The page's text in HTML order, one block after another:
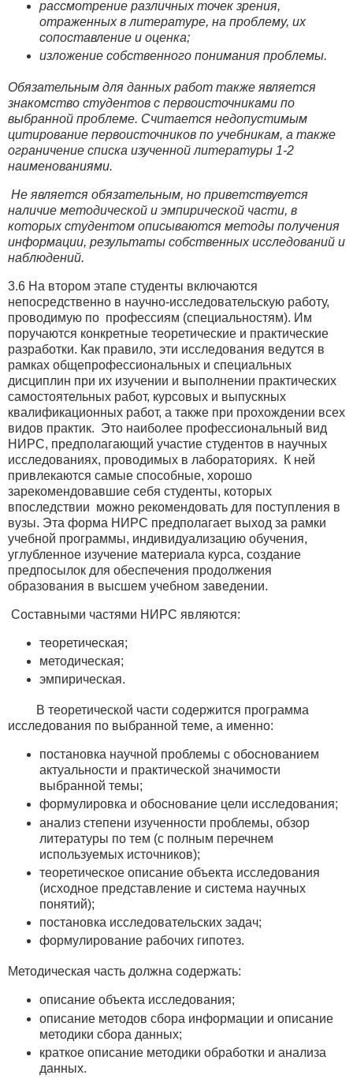
рассмотрение различных точек зрения,
отраженных в литературе, на проблему, их
сопоставление и оценка;
изложение собственного понимания проблемы.
Обязательным для данных работ также является
знакомство студентов с первоисточниками по
выбранной проблеме. Считается недопустимым
цитирование первоисточников по учебникам, а также
ограничение списка изученной литературы 1-2
наименованиями.
Не является обязательным, но приветствуется
наличие методической и эмпирической части, в
которых студентом описываются методы получения
информации, результаты собственных исследований и
наблюдений.
3.6 На втором этапе студенты включаются
непосредственно в научно-исследовательскую работу,
проводимую по профессиям (специальностям). Им
поручаются конкретные теоретические и практические
разработки. Как правило, эти исследования ведутся в
рамках общепрофессиональных и специальных
дисциплин при их изучении и выполнении практических
самостоятельных работ, курсовых и выпускных
квалификационных работ, а также при прохождении всех
видов практик. Это наиболее профессиональный вид
НИРС, предполагающий участие студентов в научных
исследованиях, проводимых в лабораториях. К ней
привлекаются самые способные, хорошо
зарекомендовавшие себя студенты, которых
впоследствии можно рекомендовать для поступления в
вузы. Эта форма НИРС предполагает выход за рамки
учебной программы, индивидуализацию обучения,
углубленное изучение материала курса, создание
предпосылок для обеспечения продолжения
образования в высшем учебном заведении.
Составными частями НИРС являются:
теоретическая;
методическая;
эмпирическая.
В теоретической части содержится программа
исследования по выбранной теме, а именно:
постановка научной проблемы с обоснованием
актуальности и практической значимости
выбранной темы;
формулировка и обоснование цели исследования;
анализ степени изученности проблемы, обзор
литературы по тем (с полным перечнем
используемых источников);
теоретическое описание объекта исследования
(исходное представление и система научных
понятий);
постановка исследовательских задач;
формулирование рабочих гипотез.
Методическая часть должна содержать:
описание объекта исследования;
описание методов сбора информации и описание
методики сбора данных;
краткое описание методики обработки и анализа
данных.